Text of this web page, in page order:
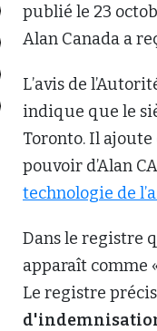
publié le 23
Alan Canada a
L’avis de
indique que le
Toronto. Il ajoute
pouvoir d’Alan
technologie de
Dans le registre
apparaît comme
Le registre